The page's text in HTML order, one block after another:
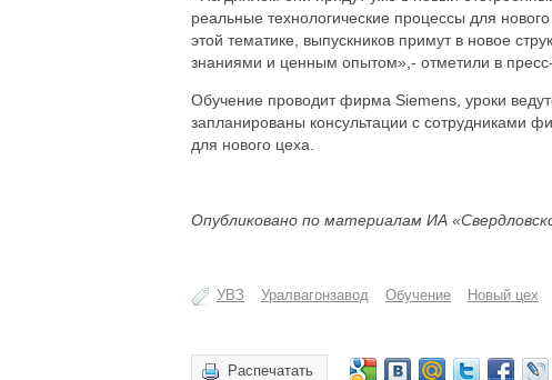
реальные технологические процессы для
этой тематике, выпускников примут в новое
знаниями и ценным опытом»,- отметили в
Обучение проводит фирма Siemens, уроки
запланированы консультации с сотрудниками
для нового цеха.
Опубликовано по материалам ИА
УВЗ Уралвагонзавод Обучение Новый цех
Распечатать